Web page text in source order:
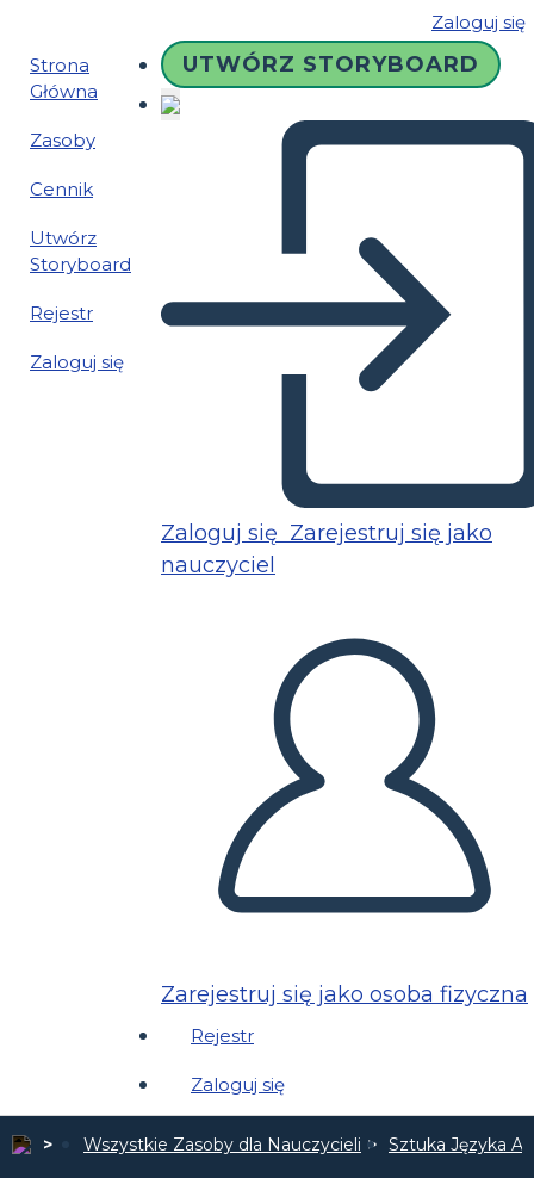
Zaloguj się
Strona
Główna
Zasoby
Cennik
Utwórz
Storyboard
Rejestr
Zaloguj się
UTWÓRZ STORYBOARD
Zaloguj się Zarejestruj się jako
nauczyciel
Zarejestruj się jako osoba fizyczna
Rejestr
Zaloguj się
Wszystkie Zasoby dla Nauczycieli Sztuka Języka